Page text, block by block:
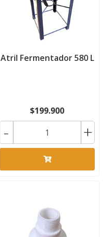
Atril Fermentador 580 L
$199.900
- +